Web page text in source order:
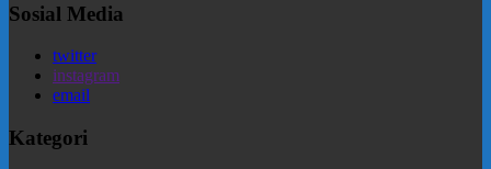
Sosial Media
twitter
instagram
email
Kategori